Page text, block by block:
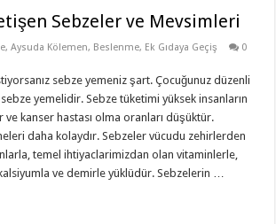
Sebzeler ve Mevsimleri
,Aysuda Kölemen, Beslenme, Ek Gıdaya Geçiş 0
sebze yemeniz şart. Çocuğunuz düzenli
yemelidir. Sebze tüketimi yüksek insanların
kanser hastası olma oranları düşüktür.
daha kolaydır. Sebzeler vücudu zehirlerden
temel ihtiyaclarimizdan olan vitaminlerle,
ve demirle yüklüdür. Sebzelerin …